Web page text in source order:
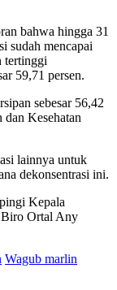
bahwa hingga 31
sudah mencapai
tertinggi
59,71 persen.
sebesar 56,42
dan Kesehatan
lainnya untuk
dekonsentrasi ini.
Kepala
Ortal Any
Wagub marlin